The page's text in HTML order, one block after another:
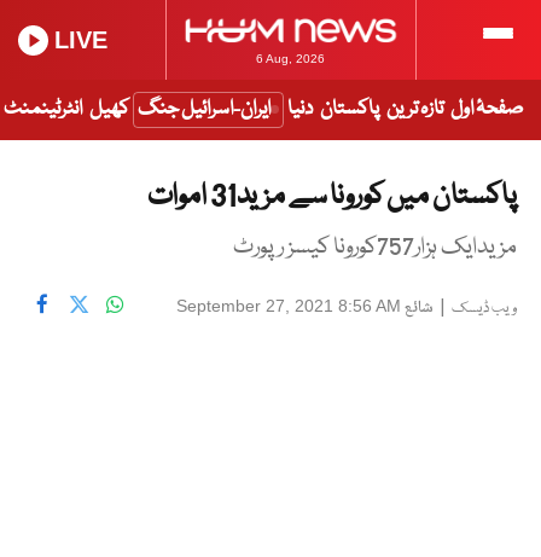
6 Aug, 2026
LIVE
صفحۂ اول تازہ ترین پاکستان دنیا ایران-اسرائیل جنگ کھیل انٹرٹینمنٹ
پاکستان میں کورونا سے مزید31 اموات
مزیدایک ہزار757کورونا کیسز رپورٹ
ویب ڈیسک | شائع September 27, 2021 8:56 AM